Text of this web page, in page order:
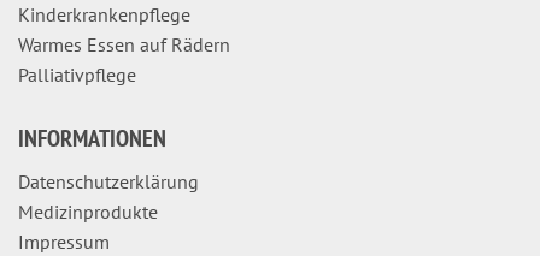
Kinderkrankenpflege
Warmes Essen auf Rädern
Palliativpflege
INFORMATIONEN
Datenschutzerklärung
Medizinprodukte
Impressum